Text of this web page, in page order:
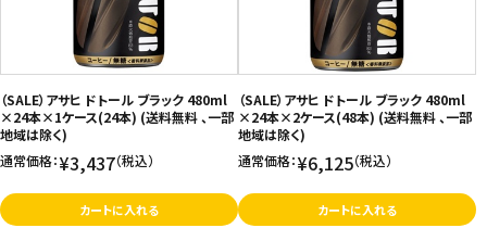
（SALE）アサヒ ドトール ブラック 480ml
×24本×1ケース(24本) (送料無料 、一部
地域は除く)
通常価格：¥3,437（税込）
カートに入れる
（SALE）アサヒ ドトール ブラック 480ml
×24本×2ケース(48本) (送料無料 、一部
地域は除く)
通常価格：¥6,125（税込）
カートに入れる